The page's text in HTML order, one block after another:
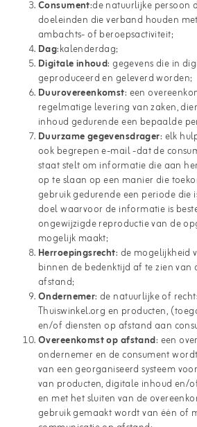
Consument:de natuurlijke persoon
doeleinden die verband houden
ambachts- of beroepsactiviteit;
Dag:kalenderdag;
Digitale inhoud: gegevens die in
geproduceerd en geleverd worden;
Duurovereenkomst: een
regelmatige levering van zaken,
inhoud gedurende een bepaalde
Duurzame gegevensdrager: elk
ook begrepen e-mail -dat de
staat stelt om informatie die aan
op te slaan op een manier die
gebruik gedurende een periode die
doel waarvoor de informatie is
ongewijzigde reproductie van de
mogelijk maakt;
Herroepingsrecht: de mogelijkheid
binnen de bedenktijd af te zien van
afstand;
Ondernemer: de natuurlijke of
Thuiswinkel.org en producten,
en/of diensten op afstand aan
Overeenkomst op afstand: een
ondernemer en de consument
van een georganiseerd systeem
van producten, digitale inhoud en/
en met het sluiten van de
gebruik gemaakt wordt van één of